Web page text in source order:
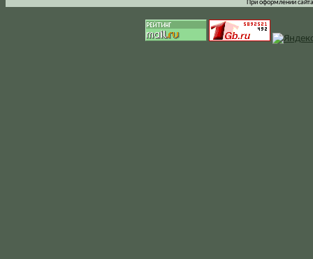
При оформлении